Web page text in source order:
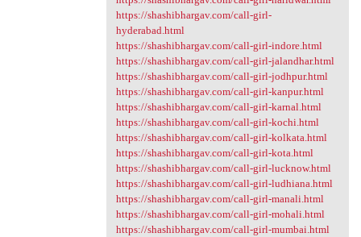
https://shashibhargav.com/call-girl-
hyderabad.html
https://shashibhargav.com/call-girl-indore.html
https://shashibhargav.com/call-girl-jalandhar.html
https://shashibhargav.com/call-girl-jodhpur.html
https://shashibhargav.com/call-girl-kanpur.html
https://shashibhargav.com/call-girl-karnal.html
https://shashibhargav.com/call-girl-kochi.html
https://shashibhargav.com/call-girl-kolkata.html
https://shashibhargav.com/call-girl-kota.html
https://shashibhargav.com/call-girl-lucknow.html
https://shashibhargav.com/call-girl-ludhiana.html
https://shashibhargav.com/call-girl-manali.html
https://shashibhargav.com/call-girl-mohali.html
https://shashibhargav.com/call-girl-mumbai.html